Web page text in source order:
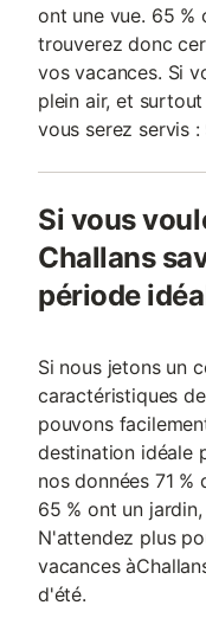
ont une vue. 65 %
trouverez donc
vos vacances. Si
plein air, et
vous serez servis
Si vous
Challans
période
Si nous jetons un
caractéristiques
pouvons
destination idéale
nos données 71
65 % ont un
N'attendez plus
vacances
d'été.